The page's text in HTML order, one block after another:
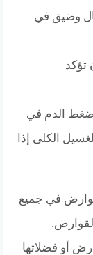
وضيق في
تؤكد
ضغط الدم في
الكلى إذا
في جميع
أو فضلاتها